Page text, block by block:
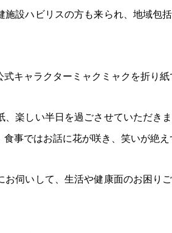
設ハビリスの方も来られ、地域
キャラクターミャクミャクを折り紙
楽しい半日を過ごさせていただき
事ではお話に花が咲き、笑いが絶
お伺いして、生活や健康面のお困